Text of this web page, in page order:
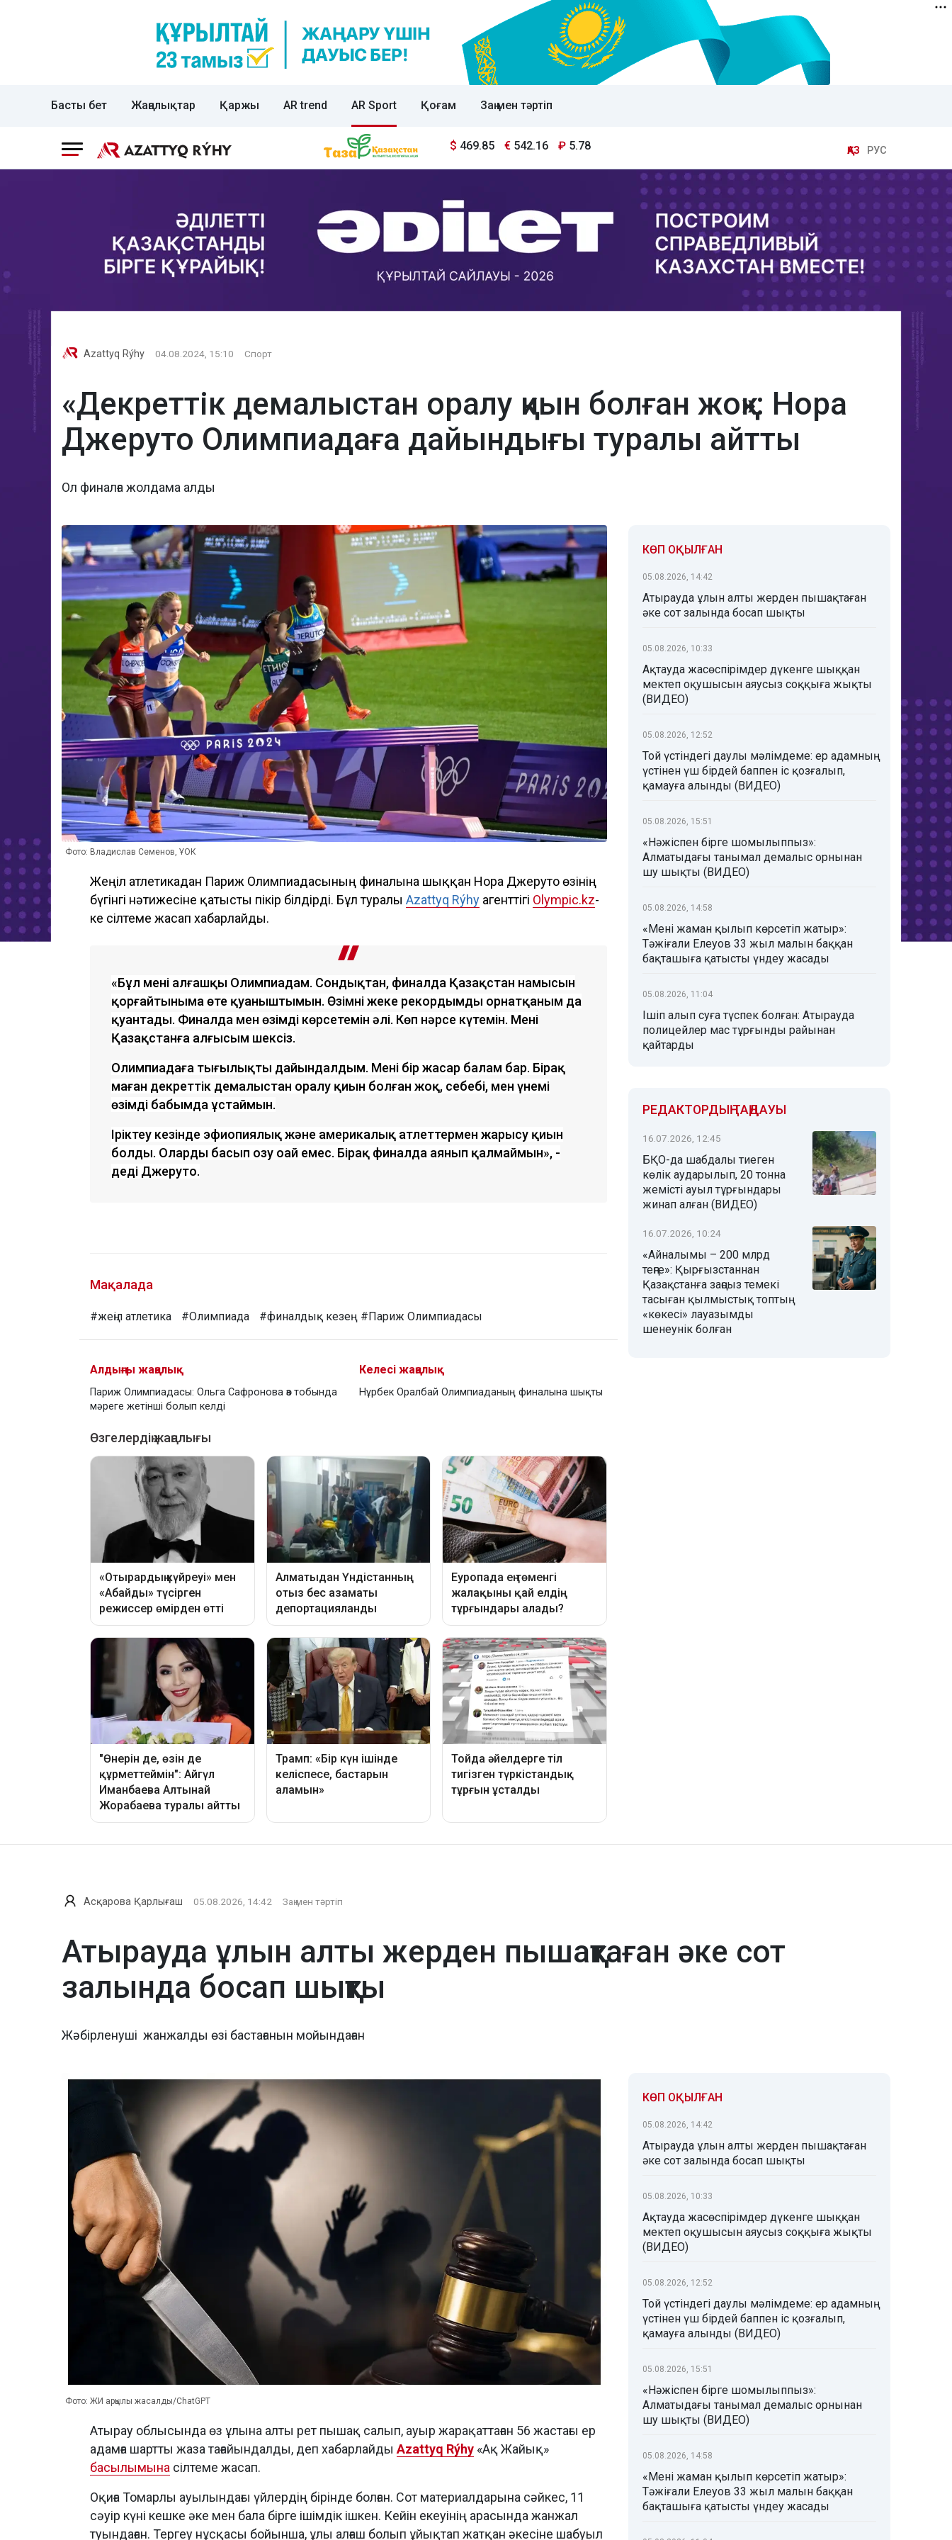
Басты бет Жаңалықтар Қаржы AR trend AR Sport Қоғам Заң мен тәртіп
$ 469.85 € 542.16 ₽ 5.78 ҚАЗ РУС
Azattyq Rýhy 04.08.2024, 15:10 Спорт
«Декреттік демалыстан оралу қиын болған жоқ»: Нора
Джеруто Олимпиадаға дайындығы туралы айтты
Ол финалға жолдама алды
Фото: Владислав Семенов, ҰОК
Жеңіл атлетикадан Париж Олимпиадасының финалына шыққан Нора Джеруто өзінің
бүгінгі нәтижесіне қатысты пікір білдірді. Бұл туралы Azattyq Rýhy агенттігі Olympic.kz-
ке сілтеме жасап хабарлайды.
«Бұл менің алғашқы Олимпиадам. Сондықтан, финалда Қазақстан намысын
қорғайтыныма өте қуаныштымын. Өзімнің жеке рекордымды орнатқаным да
қуантады. Финалда мен өзімді көрсетемін әлі. Көп нәрсе күтемін. Менің
Қазақстанға алғысым шексіз.
Олимпиадаға тыңғылықты дайындалдым. Менің бір жасар балам бар. Бірақ
маған декреттік демалыстан оралу қиын болған жоқ, себебі, мен үнемі
өзімді бабымда ұстаймын.
Іріктеу кезінде эфиопиялық және америкалық атлеттермен жарысу қиын
болды. Оларды басып озу оңай емес. Бірақ финалда аянып қалмаймын», -
деді Джеруто.
Мақалада
#жеңіл атлетика #Олимпиада #финалдық кезең #Париж Олимпиадасы
Алдыңғы жаңалық
Париж Олимпиадасы: Ольга Сафронова өз тобында
мәреге жетінші болып келді
Келесі жаңалық
Нұрбек Оралбай Олимпиаданың финалына шықты
КӨП ОҚЫЛҒАН
05.08.2026, 14:42
Атырауда ұлын алты жерден пышақтаған
әке сот залында босап шықты
05.08.2026, 10:33
Ақтауда жасөспірімдер дүкенге шыққан
мектеп оқушысын аяусыз соққыға жықты
(ВИДЕО)
05.08.2026, 12:52
Той үстіндегі даулы мәлімдеме: ер адамның
үстінен үш бірдей баппен іс қозғалып,
қамауға алынды (ВИДЕО)
05.08.2026, 15:51
«Нәжіспен бірге шомылыппыз»:
Алматыдағы танымал демалыс орнынан
шу шықты (ВИДЕО)
05.08.2026, 14:58
«Мені жаман қылып көрсетіп жатыр»:
Тәжіғали Елеуов 33 жыл малын баққан
бақташыға қатысты үндеу жасады
05.08.2026, 11:04
Ішіп алып суға түспек болған: Атырауда
полицейлер мас тұрғынды райынан
қайтарды
РЕДАКТОРДЫҢ ТАҢДАУЫ
16.07.2026, 12:45
БҚО-да шабдалы тиеген
көлік аударылып, 20 тонна
жемісті ауыл тұрғындары
жинап алған (ВИДЕО)
16.07.2026, 10:24
«Айналымы – 200 млрд
теңге»: Қырғызстаннан
Қазақстанға заңсыз темекі
тасыған қылмыстық топтың
«көкесі» лауазымды
шенеунік болған
Асқарова Қарлығаш 05.08.2026, 14:42 Заң мен тәртіп
Атырауда ұлын алты жерден пышақтаған әке сот
залында босап шықты
Жәбірленуші жанжалды өзі бастағанын мойындаған
Фото: ЖИ арқылы жасалды/ChatGPT
Атырау облысында өз ұлына алты рет пышақ салып, ауыр жарақаттаған 56 жастағы ер
адамға шартты жаза тағайындалды, деп хабарлайдыAzattyq Rýhy «Ақ Жайық»
басылымына сілтеме жасап.
Оқиға Томарлы ауылындағы үйлердің бірінде болған. Сот материалдарына сәйкес, 11
сәуір күні кешке әке мен бала бірге ішімдік ішкен. Кейін екеуінің арасында жанжал
туындаған. Тергеу нұсқасы бойынша, ұлы алғаш болып ұйықтап жатқан әкесіне шабуыл
КӨП ОҚЫЛҒАН
05.08.2026, 14:42
Атырауда ұлын алты жерден пышақтаған
әке сот залында босап шықты
05.08.2026, 10:33
Ақтауда жасөспірімдер дүкенге шыққан
мектеп оқушысын аяусыз соққыға жықты
(ВИДЕО)
05.08.2026, 12:52
Той үстіндегі даулы мәлімдеме: ер адамның
үстінен үш бірдей баппен іс қозғалып,
қамауға алынды (ВИДЕО)
05.08.2026, 15:51
«Нәжіспен бірге шомылыппыз»:
Алматыдағы танымал демалыс орнынан
шу шықты (ВИДЕО)
05.08.2026, 14:58
«Мені жаман қылып көрсетіп жатыр»:
Тәжіғали Елеуов 33 жыл малын баққан
бақташыға қатысты үндеу жасады